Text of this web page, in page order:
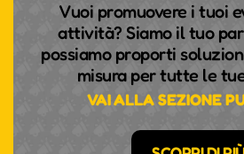
Vuoi promuovere i tuoi
attività? Siamo il tuo
possiamo proporti
misura per tutte le
VAI ALLA SEZIONE